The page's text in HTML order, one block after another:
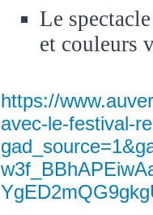
Le
et couleurs
https://
avec-le-festival-